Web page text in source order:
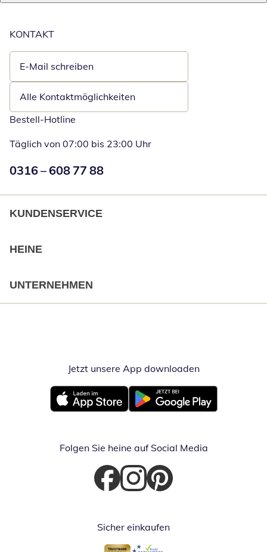
KONTAKT
E-Mail schreiben
Öffnet E-Mail-Client
Alle Kontaktmöglichkeiten
Bestell-Hotline
Täglich von 07:00 bis 23:00 Uhr
Numéro de téléphone:
0316 – 608 77 88
KUNDENSERVICE
HEINE
UNTERNEHMEN
Jetzt unsere App downloadenÖffnet in
Öffnet in neuem FensterÖffnet in neuem Fenster
Folgen Sie heine auf Social Media
Öffnet in neuem Fenster
Öffnet in neuem Fenster
Öffnet in neuem Fenster
Sicher einkaufen